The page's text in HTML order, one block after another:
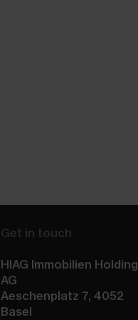
Get in touch
HIAG Immobilien Holding
AG
Aeschenplatz 7, 4052
Basel